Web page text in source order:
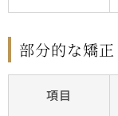
部分的な矯正
項目